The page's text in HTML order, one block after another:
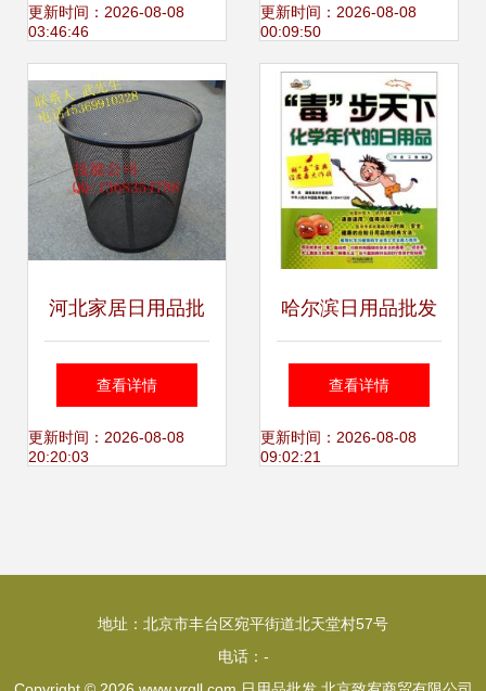
品批发仓 毛毛钱卫
生纸随便拿
更新时间：2026-08-08
03:46:46
批发引领清洁新风
尚
更新时间：2026-08-08
00:09:50
河北家居日用品批
发 供应与厂家的信
息盛宴
查看详情
更新时间：2026-08-08
20:20:03
哈尔滨日用品批发
供应稳定助力您开
店掌舵事业先锋
查看详情
更新时间：2026-08-08
09:02:21
地址：北京市丰台区宛平街道北天堂村57号
电话：-